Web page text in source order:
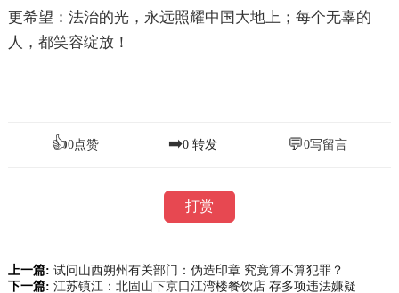
更希望：法治的光，永远照耀中国大地上；每个无辜的
人，都笑容绽放！
👍0点赞 ➡️0 转发 💬0写留言
打赏
上一篇: 试问山西朔州有关部门：伪造印章 究竟算不算犯罪？
下一篇: 江苏镇江：北固山下京口江湾楼餐饮店 存多项违法嫌疑